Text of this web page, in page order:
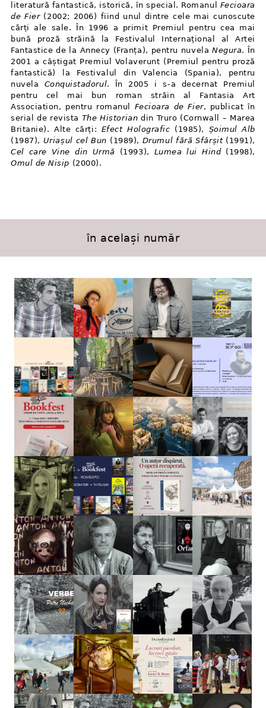
literatură fantastică, istorică, în special. Romanul Fecioara
de Fier(2002; 2006) fiind unul dintre cele mai cunoscute
cărți ale sale. În 1996 a primit Premiul pentru cea mai
bună proză străină la Festivalul Internațional al Artei
Fantastice de la Annecy (Franța), pentru nuvelaNegura. În
2001 a câștigat Premiul Volaverunt (Premiul pentru proză
fantastică) la Festivalul din Valencia (Spania), pentru
nuvela Conquistadorul. În 2005 i s⁠-⁠a decernat Premiul
pentru cel mai bun roman străin al Fantasia Art
Association, pentru romanul Fecioara de Fier, publicat în
serial de revista The Historian din Truro (Cornwall – Marea
Britanie). Alte cărți: Efect Holografic (1985), Șoimul Alb
(1987), Uriașul cel Bun (1989), Drumul fără Sfârșit(1991),
Cel care Vine din Urmă (1993), Lumea lui Hind (1998),
Omul de Nisip (2000).
în același număr